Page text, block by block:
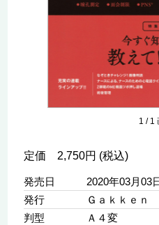
1 / 1
定価 2,750円 (税込)
発売日
2020年03月03
発行
Ｇａｋｋｅｎ
判型
Ａ４変